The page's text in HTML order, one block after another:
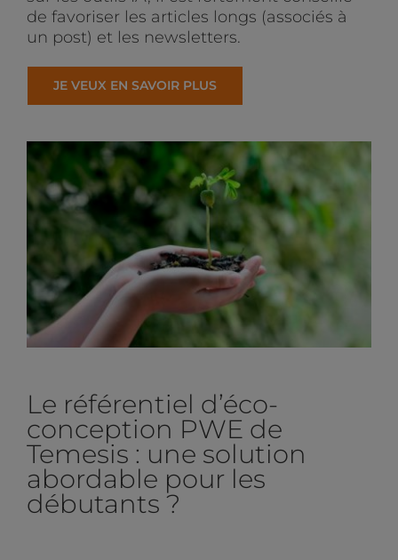
de favoriser les articles longs (associés à
un post) et les newsletters.
JE VEUX EN SAVOIR PLUS
Le référentiel d’éco-
conception PWE de
Temesis : une solution
abordable pour les
débutants ?